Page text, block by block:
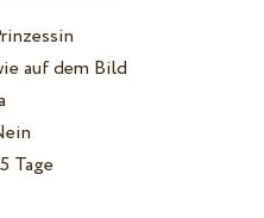
auf dem Bild
Tage